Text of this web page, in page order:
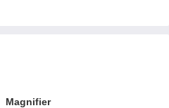
Magnifier